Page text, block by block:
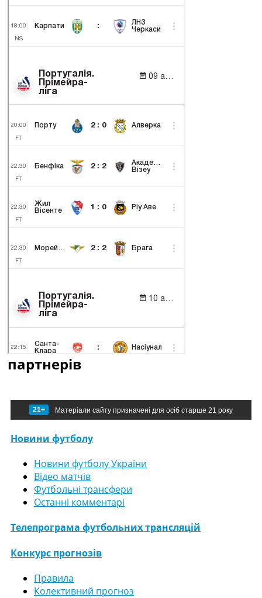
партнерів
21+ Матеріали сайту призначені для осіб старше 21 року
Новини футболу
Новини футболу України
Відео матчів
Футбольні трансфери
Останні комментарі
Телепрограма футбольних трансляцій
Конкурс прогнозів
Правила
Колективний прогноз